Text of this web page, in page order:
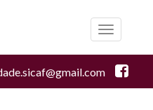
Toggle